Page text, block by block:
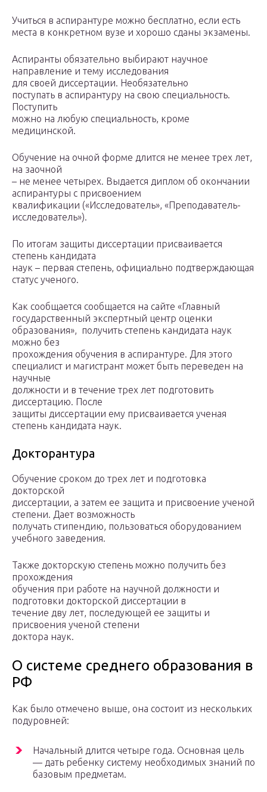
Учиться в аспирантуре можно бесплатно, если есть
места в конкретном вузе и хорошо сданы экзамены.
Аспиранты обязательно выбирают научное
направление и тему исследования
для своей диссертации. Необязательно
поступать в аспирантуру на свою специальность.
Поступить
можно на любую специальность, кроме
медицинской.
Обучение на очной форме длится не менее трех лет,
на заочной
– не менее четырех. Выдается диплом об окончании
аспирантуры с присвоением
квалификации («Исследователь», «Преподаватель-
исследователь»).
По итогам защиты диссертации присваивается
степень кандидата
наук – первая степень, официально подтверждающая
статус ученого.
Как сообщается сообщается на сайте «Главный
государственный экспертный центр оценки
образования», получить степень кандидата наук
можно без
прохождения обучения в аспирантуре. Для этого
специалист и магистрант может быть переведен на
научные
должности и в течение трех лет подготовить
диссертацию. После
защиты диссертации ему присваивается ученая
степень кандидата наук.
Докторантура
Обучение сроком до трех лет и подготовка
докторской
диссертации, а затем ее защита и присвоение ученой
степени. Дает возможность
получать стипендию, пользоваться оборудованием
учебного заведения.
Также докторскую степень можно получить без
прохождения
обучения при работе на научной должности и
подготовки докторской диссертации в
течение дву лет, последующей ее защиты и
присвоения ученой степени
доктора наук.
О системе среднего образования в
РФ
Как было отмечено выше, она состоит из нескольких
подуровней:
Начальный длится четыре года. Основная цель
— дать ребенку систему необходимых знаний по
базовым предметам.